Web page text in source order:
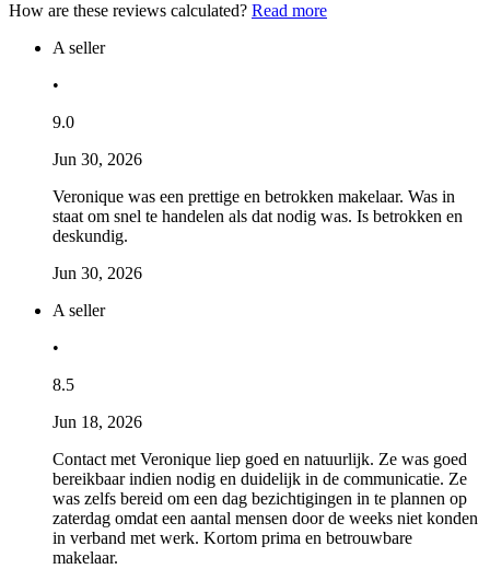
How are these reviews calculated? Read more
A seller
•
9.0
Jun 30, 2026
Veronique was een prettige en betrokken makelaar. Was in
staat om snel te handelen als dat nodig was. Is betrokken en
deskundig.
Jun 30, 2026
A seller
•
8.5
Jun 18, 2026
Contact met Veronique liep goed en natuurlijk. Ze was goed
bereikbaar indien nodig en duidelijk in de communicatie. Ze
was zelfs bereid om een dag bezichtigingen in te plannen op
zaterdag omdat een aantal mensen door de weeks niet konden
in verband met werk. Kortom prima en betrouwbare
makelaar.